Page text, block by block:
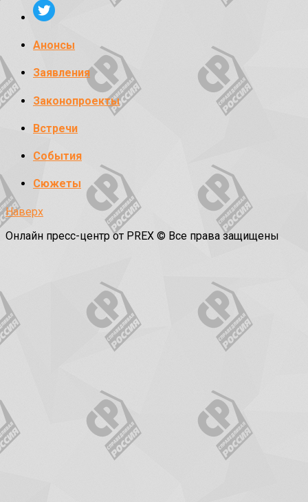
Анонсы
Заявления
Законопроекты
Встречи
События
Сюжеты
Наверх
Онлайн пресс-центр от PREX © Все права защищены